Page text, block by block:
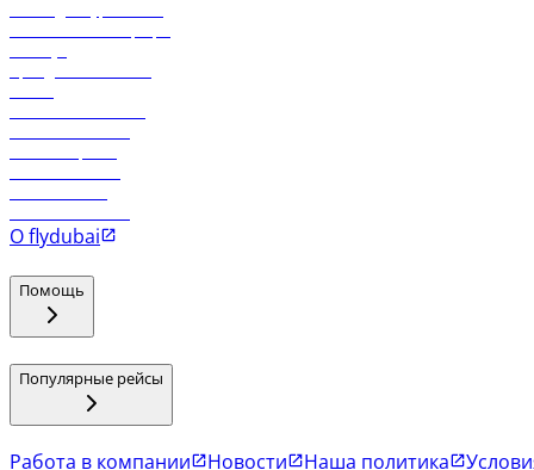
О flydubai
Помощь
Популярные рейсы
Работа в компании Новости Наша политика